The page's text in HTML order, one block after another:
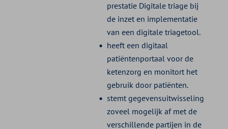
prestatie Digitale triage bij
de inzet en implementatie
van een digitale triagetool.
heeft een digitaal
patiëntenportaal voor de
ketenzorg en monitort het
gebruik door patiënten.
stemt gegevensuitwisseling
zoveel mogelijk af met de
verschillende partijen in de